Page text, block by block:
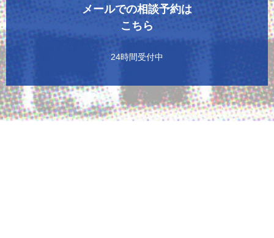
メールでの相談予約は
こちら
24時間受付中